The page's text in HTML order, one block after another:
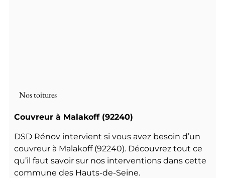
Nos toitures
Couvreur à Malakoff (92240)
DSD Rénov intervient si vous avez besoin d’un
couvreur à Malakoff (92240). Découvrez tout ce
qu’il faut savoir sur nos interventions dans cette
commune des Hauts-de-Seine.